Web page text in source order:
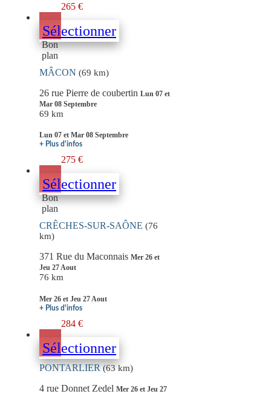
265 €
Sélectionner
Bon
plan
MÂCON (69 km)
26 rue Pierre de coubertin Lun 07 et
Mar 08 Septembre
69 km
Lun 07 et Mar 08 Septembre
+ Plus d'infos
275 €
Sélectionner
Bon
plan
CRÊCHES-SUR-SAÔNE (76
km)
371 Rue du Maconnais Mer 26 et
Jeu 27 Aout
76 km
Mer 26 et Jeu 27 Aout
+ Plus d'infos
284 €
Sélectionner
PONTARLIER(63 km)
4 rue Donnet Zedel Mer 26 et Jeu 27